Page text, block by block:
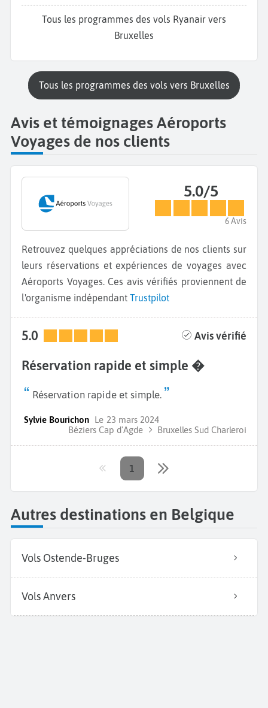
Tous les programmes des vols Ryanair vers
Bruxelles
Tous les programmes des vols vers Bruxelles
Avis et témoignages Aéroports
Voyages de nos clients
5.0/5
6 Avis
Retrouvez quelques appréciations de nos clients sur
leurs réservations et expériences de voyages avec
Aéroports Voyages. Ces avis vérifiés proviennent de
l'organisme indépendant Trustpilot
5.0 Avis vérifié
Réservation rapide et simple �
Réservation rapide et simple.
Sylvie Bourichon Le 23 mars 2024
Béziers Cap d'Agde
Bruxelles Sud Charleroi
1
Autres destinations en Belgique
Vols Ostende-Bruges
Vols Anvers